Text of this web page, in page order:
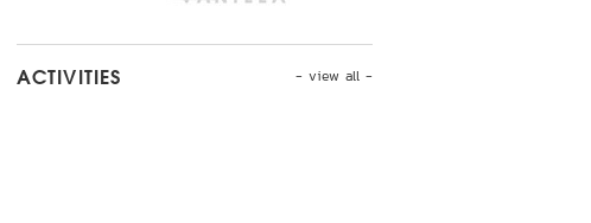
- view all -
ACTIVITIES